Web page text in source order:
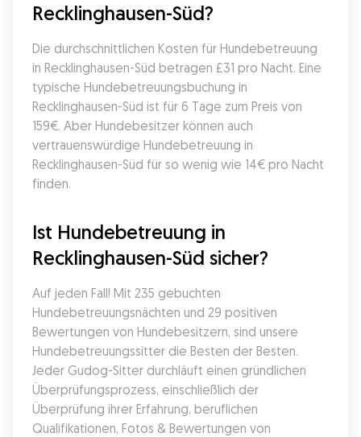
Recklinghausen-Süd?
Die durchschnittlichen Kosten für Hundebetreuung
in Recklinghausen-Süd betragen £31 pro Nacht. Eine
typische Hundebetreuungsbuchung in
Recklinghausen-Süd ist für 6 Tage zum Preis von
159€. Aber Hundebesitzer können auch
vertrauenswürdige Hundebetreuung in
Recklinghausen-Süd für so wenig wie 14€ pro Nacht
finden.
Ist Hundebetreuung in
Recklinghausen-Süd sicher?
Auf jeden Fall! Mit 235 gebuchten
Hundebetreuungsnächten und 29 positiven
Bewertungen von Hundebesitzern, sind unsere
Hundebetreuungssitter die Besten der Besten.
Jeder Gudog-Sitter durchläuft einen gründlichen
Überprüfungsprozess, einschließlich der
Überprüfung ihrer Erfahrung, beruflichen
Qualifikationen, Fotos & Bewertungen von